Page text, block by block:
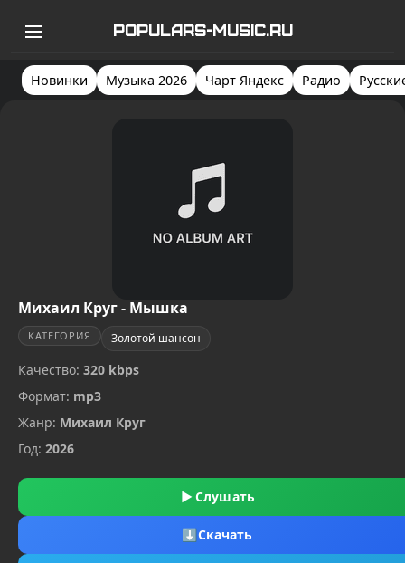
POPULARS-MUSIC.RU
Новинки Музыка 2026 Чарт Яндекс Радио
Михаил Круг - Мышка
КАТЕГОРИЯ Золотой шансон
Качество: 320 kbps
Формат: mp3
Жанр: Михаил Круг
Год: 2026
▶ Слушать
⬇Скачать